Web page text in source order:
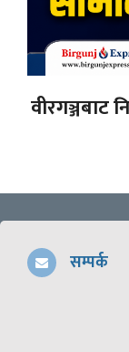
वीरगञ्जबाट
सम्पर्क